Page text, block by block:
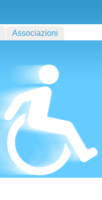
Associazioni